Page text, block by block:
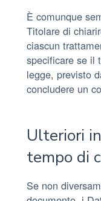
È comunque
Titolare di
ciascun
specificare se il
legge, previsto
concludere un
Ulteriori
tempo di
Se non